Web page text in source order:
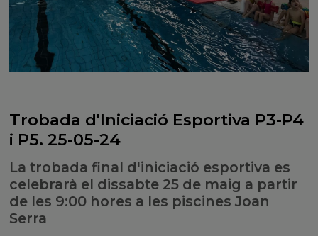
Trobada d'Iniciació Esportiva P3-P4
i P5. 25-05-24
La trobada final d'iniciació esportiva es
celebrarà el dissabte 25 de maig a partir
de les 9:00 hores a les piscines Joan
Serra